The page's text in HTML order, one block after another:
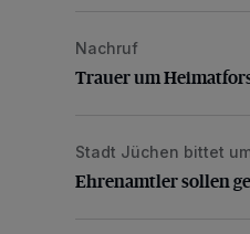
Trauer um
Nachruf
Trauer um
Ehrenamtler sollen
Stadt Jüchen bittet
Ehrenamtler sollen